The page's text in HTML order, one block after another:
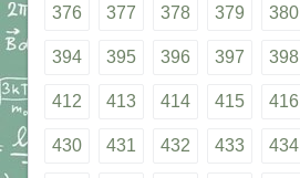
376 377 378 379 380
394 395 396 397 398
412 413 414 415 416
430 431 432 433 434